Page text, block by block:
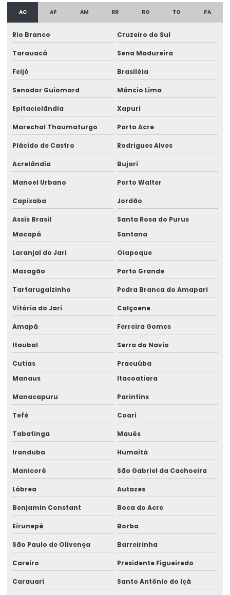
Cintas De Amarração Para Indústria
Cintas De Elevação
Cintas De Moenda Para Transporte De Sacaria
Cintas De Moenda Para Transporte Seguro
Consultoria Em Projetos Elétricos No Pará
Contrato Manutenção Preventiva Em Ponte Rolante
Controlador De Carga Integrado
Controle Remoto Alpha 6000 Preço
Controle Remoto Industrial
Controle Remoto Para Indústrias Na Amazônia
Display De Pesagem Precisão
Dispositivos De Içamento
Elaboração De Projetos E Dados Em Roraima
Elaboração De Projetos No Acre
Fabricação De Ponte Rolante No Pará
Fornecedor De Controle Remoto No Pará
Fornecimento De Braço Giratório Para Fábricas
Gancho Eletromecânico Para Empilhadeira
Instalação De Pórtico Rolante
Instalação De Redes Elétricas
Manutenção De Equipamentos
Manutenção De Geradores No Pará
Manutenção De Motor Bombas
Manutenção De Motores Elétricos
Manutenção De Ponte Rolante Biviga
AC AP AM RR RO TO PA
Rio Branco Cruzeiro do Sul
Tarauacá Sena Madureira
Feijó Brasiléia
Senador Guiomard Mâncio Lima
Epitaciolândia Xapuri
Marechal Thaumaturgo Porto Acre
Plácido de Castro Rodrigues Alves
Acrelândia Bujari
Manoel Urbano Porto Walter
Capixaba Jordão
Assis Brasil
Santa Rosa do Purus
Macapá
Santana
Laranjal do Jari Oiapoque
Mazagão Porto Grande
Tartarugalzinho Pedra Branca do Amapari
Vitória do Jari Calçoene
Amapá Ferreira Gomes
Itaubal Serra do Navio
Cutias
Pracuúba
Manaus
Itacoatiara
Manacapuru Parintins
Tefé Coari
Tabatinga Maués
Iranduba Humaitá
Manicoré São Gabriel da Cachoeira
Lábrea Autazes
Benjamin Constant Boca do Acre
Eirunepé Borba
São Paulo de Olivença Barreirinha
Careiro Presidente Figueiredo
Carauari Santo Antônio do Içá